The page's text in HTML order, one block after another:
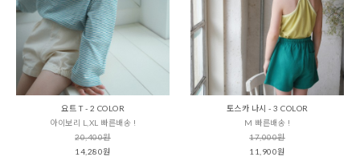
요트 T - 2 COLOR
아이보리 L,XL 빠른배송 !
20,400원
14,280원
토스카 나시 - 3 COLOR
M 빠른배송 !
17,000원
11,900원